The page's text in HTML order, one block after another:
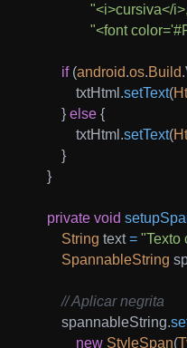
"<i>cursiva</
"<font
if (android.os.Build.
            txtHtml
.setText(
} else {
            txtHtml
.setText(
}
}
private void
String text = "Texto
SpannableString
// Aplicar negrita
        spannableString
.
new StyleSpan(